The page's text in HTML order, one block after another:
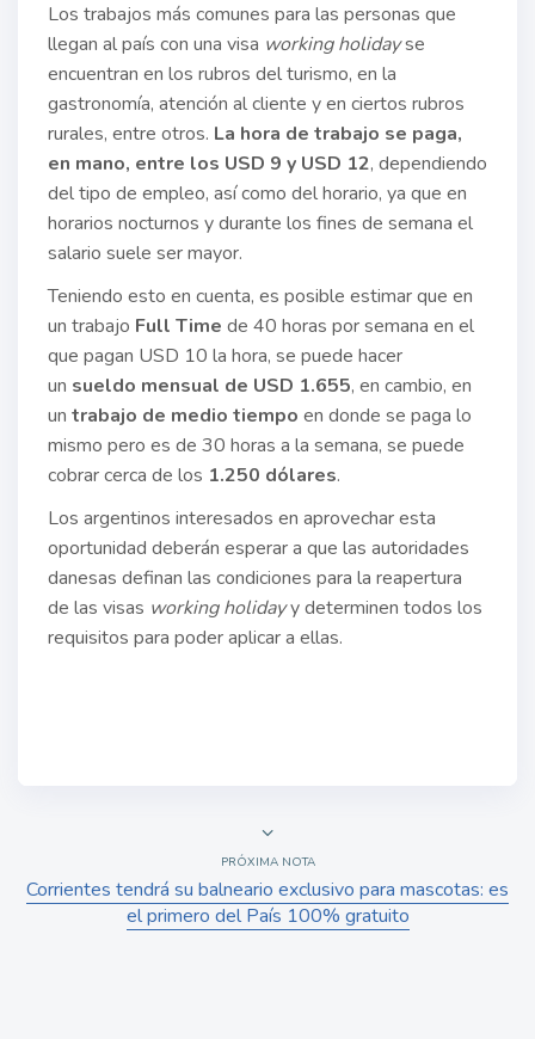
Los trabajos más comunes para las personas que
llegan al país con una visa working holidayse
encuentran en los rubros del turismo, en la
gastronomía, atención al cliente y en ciertos rubros
rurales, entre otros. La hora de trabajo se paga,
en mano, entre los USD 9 y USD 12, dependiendo
del tipo de empleo, así como del horario, ya que en
horarios nocturnos y durante los fines de semana el
salario suele ser mayor.
Teniendo esto en cuenta, es posible estimar que en
un trabajo Full Time de 40 horas por semana en el
que pagan USD 10 la hora, se puede hacer
un sueldo mensual de USD 1.655, en cambio, en
un trabajo de medio tiempo en donde se paga lo
mismo pero es de 30 horas a la semana, se puede
cobrar cerca de los 1.250 dólares.
Los argentinos interesados en aprovechar esta
oportunidad deberán esperar a que las autoridades
danesas definan las condiciones para la reapertura
de las visas working holidayy determinen todos los
requisitos para poder aplicar a ellas.
PRÓXIMA NOTA
Corrientes tendrá su balneario exclusivo para mascotas: es
el primero del País 100% gratuito